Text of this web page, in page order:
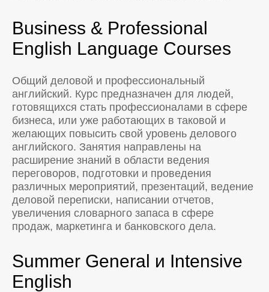
Business & Professional
English Language Courses
Общий деловой и профессиональный
английский. Курс предназначен для людей,
готовящихся стать профессионалами в сфере
бизнеса, или уже работающих в таковой и
желающих повысить свой уровень делового
английского. Занятия направлены на
расширение знаний в области ведения
переговоров, подготовки и проведения
различных мероприятий, презентаций, ведение
деловой переписки, написании отчетов,
увеличения словарного запаса в сфере
продаж, маркетинга и банковского дела.
Summer General и Intensive
English